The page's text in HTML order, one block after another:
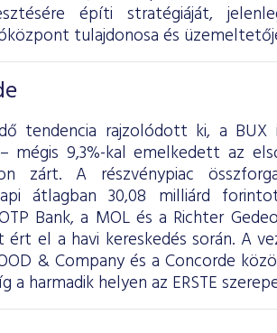
építi stratégiáját,
tulajdonosa és
tendencia rajzolódott ki, a BUX
mégis 9,3%-kal emelkedett az
zárt. A részvénypiac
átlagban 30,08 milliárd
Bank, a MOL és a Richter
el a havi kereskedés során. A
& Company és a Concorde
harmadik helyen az ERSTE